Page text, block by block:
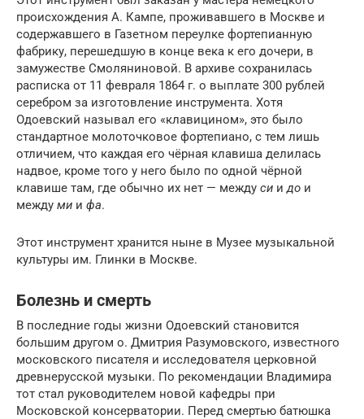
происхождения А. Кампе, проживавшего в Москве и
содержавшего в Газетном переулке фортепианную
фабрику, перешедшую в конце века к его дочери, в
замужестве Смоляниновой. В архиве сохранилась
расписка от 11 февраля 1864 г. о выплате 300 рублей
серебром за изготовление инструмента. Хотя
Одоевский называл его «клавицином», это было
стандартное молоточковое фортепиано, с тем лишь
отличием, что каждая его чёрная клавиша делилась
надвое, кроме того у него было по одной чёрной
клавише там, где обычно их нет — между си идо и
между ми и фа.
Этот инструмент хранится ныне в Музее музыкальной
культуры им. Глинки в Москве.
Болезнь и смерть
В последние годы жизни Одоевский становится
большим другом о. Дмитрия Разумовского, известного
московского писателя и исследователя церковной
древнерусской музыки. По рекомендации Владимира
тот стал руководителем новой кафедры при
Московской консерватории. Перед смертью батюшка